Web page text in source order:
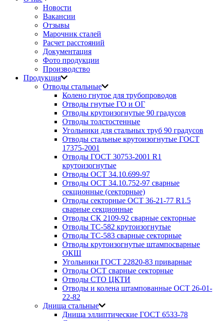
Новости
Вакансии
Отзывы
Марочник сталей
Расчет расстояний
Документация
Фото продукции
Производство
Продукция
Отводы стальные
Колено гнутое для трубопроводов
Отводы гнутые ГО и ОГ
Отводы крутоизогнутые 90 градусов
Отводы толстостенные
Угольники для стальных труб 90 градусов
Отводы стальные крутоизогнутые ГОСТ
17375-2001
Отводы ГОСТ 30753-2001 R1
крутоизогнутые
Отводы ОСТ 34.10.699-97
Отводы ОСТ 34.10.752-97 сварные
секционные (секторные)
Отводы секторные ОСТ 36-21-77 R1.5
сварные секционные
Отводы СК 2109-92 сварные секторные
Отводы ТС-582 крутоизогнутые
Отводы ТС-583 сварные секторные
Отводы крутоизогнутые штампосварные
ОКШ
Угольники ГОСТ 22820-83 приварные
Отводы ОСТ сварные секторные
Отводы СТО ЦКТИ
Отводы и колена штампованные ОСТ 26-01-
22-82
Днища стальные
Днища эллиптические ГОСТ 6533-78